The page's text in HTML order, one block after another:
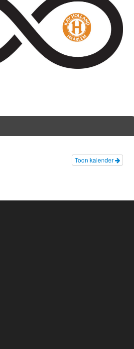
Toon kalender